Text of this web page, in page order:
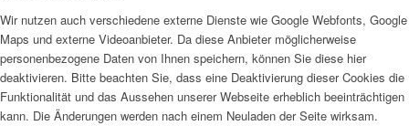
Wir nutzen auch verschiedene externe Dienste wie Google Webfonts, Google
Maps und externe Videoanbieter. Da diese Anbieter möglicherweise
personenbezogene Daten von Ihnen speichern, können Sie diese hier
deaktivieren. Bitte beachten Sie, dass eine Deaktivierung dieser Cookies die
Funktionalität und das Aussehen unserer Webseite erheblich beeinträchtigen
kann. Die Änderungen werden nach einem Neuladen der Seite wirksam.